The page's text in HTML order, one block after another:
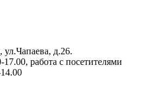
ул.Чапаева, д.26.
работа с посетителями